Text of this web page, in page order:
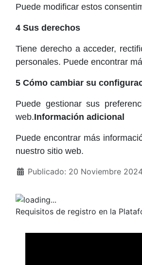
Puede modificar estos
4 Sus derechos
Tiene derecho a acceder,
personales. Puede encontrar
5 Cómo cambiar su
Puede gestionar sus
web.Información adicional
Puede encontrar más
nuestro sitio web.
Detalles
Publicado: 20 Noviembre
Requisitos de registro en la